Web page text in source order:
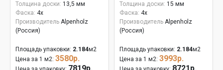
Толщина доски: 13,5 мм
Фаска: 4x
Производитель Alpenholz
(Россия)
Площадь упаковки: 2.184м2
Цена за 1 м2: 3580р.
Толщина доски: 15 мм
Фаска: 4x
Производитель Alpenholz
(Россия)
Площадь упаковки: 2.184м2
Цена за 1 м2: 3993р.